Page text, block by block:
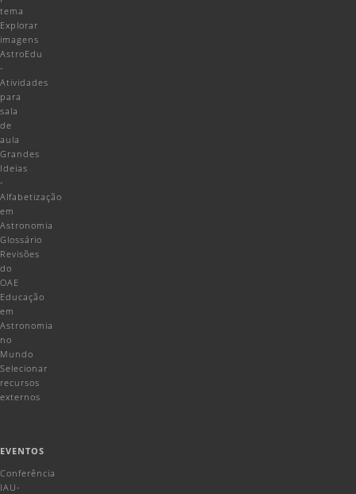
tema
Explorar
imagens
AstroEdu
-
Atividades
para
sala
de
aula
Grandes
Ideias
-
Alfabetização
em
Astronomia
Glossário
Revisões
do
OAE
Educação
em
Astronomia
no
Mundo
Selecionar
recursos
externos
EVENTOS
Conferência
IAU-